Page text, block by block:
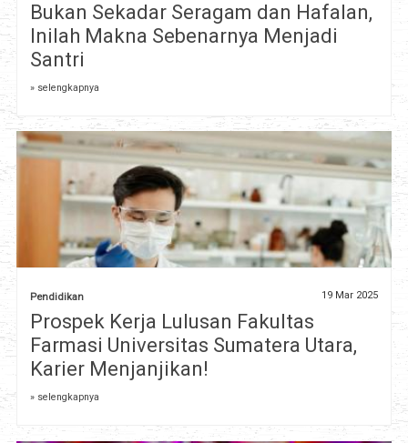
Bukan Sekadar Seragam dan Hafalan,
Inilah Makna Sebenarnya Menjadi
Santri
» selengkapnya
Pendidikan 19 Mar 2025
Prospek Kerja Lulusan Fakultas
Farmasi Universitas Sumatera Utara,
Karier Menjanjikan!
» selengkapnya